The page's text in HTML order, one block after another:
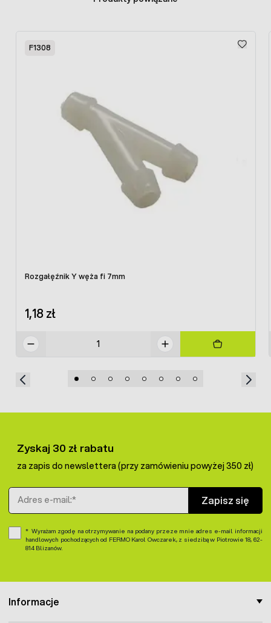
F1308
Rozgałęźnik Y węża fi 7mm
1,18 zł
Informacje
Zyskaj 30 zł rabatu
za zapis do newslettera (przy zamówieniu powyżej 350 zł)
Adres e-mail
Zapisz się
Wyrażam zgodę na otrzymywanie na podany przeze mnie adres e-mail informacji
handlowych pochodzących od FERMO Karol Owczarek, z siedzibą w Piotrowie 18, 62-
814 Blizanów.